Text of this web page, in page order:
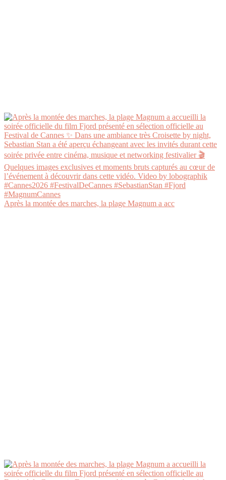
Après la montée des marches, la plage Magnum a acc